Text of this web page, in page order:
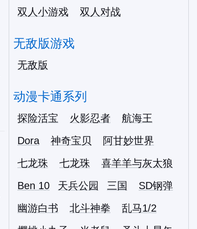
双人小游戏 双人对战
无敌版游戏
无敌版
动漫卡通系列
探险活宝 火影忍者
航海王
Dora
神奇宝贝
阿甘妙世界
七龙珠
七龙珠
喜羊羊与灰太狼
Ben 10
天兵公园 三国
SD钢弹
幽游白书
北斗神拳
乱马1/2